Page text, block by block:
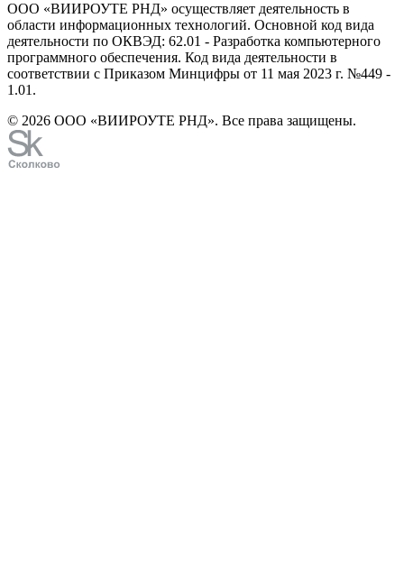
ООО «ВИИРОУТЕ РНД» осуществляет деятельность в
области информационных технологий. Основной код вида
деятельности по ОКВЭД: 62.01 - Разработка компьютерного
программного обеспечения. Код вида деятельности в
соответствии с Приказом Минцифры от 11 мая 2023 г. №449 -
1.01.
© 2026 ООО «ВИИРОУТЕ РНД». Все права защищены.